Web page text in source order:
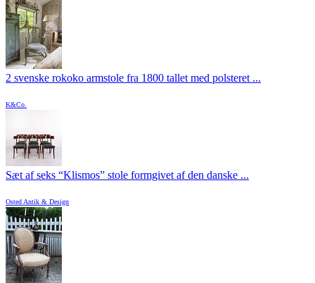
2 svenske rokoko armstole fra 1800 tallet med polsteret ...
K&Co.
Sæt af seks “Klismos” stole formgivet af den danske ...
Osted Antik & Design